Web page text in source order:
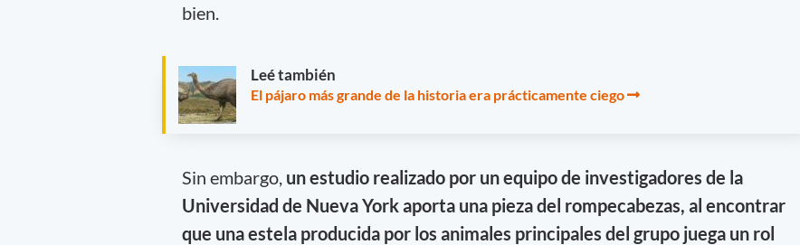
bien.
Leé también
El pájaro más grande de la historia era prácticamente ciego
Sin embargo, un estudio realizado por un equipo de investigadores de la
Universidad de Nueva York aporta una pieza del rompecabezas, al encontrar
que una estela producida por los animales principales del grupo juega un rol